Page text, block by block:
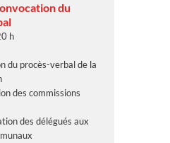
du
h
verbal de la
commissions
délégués aux